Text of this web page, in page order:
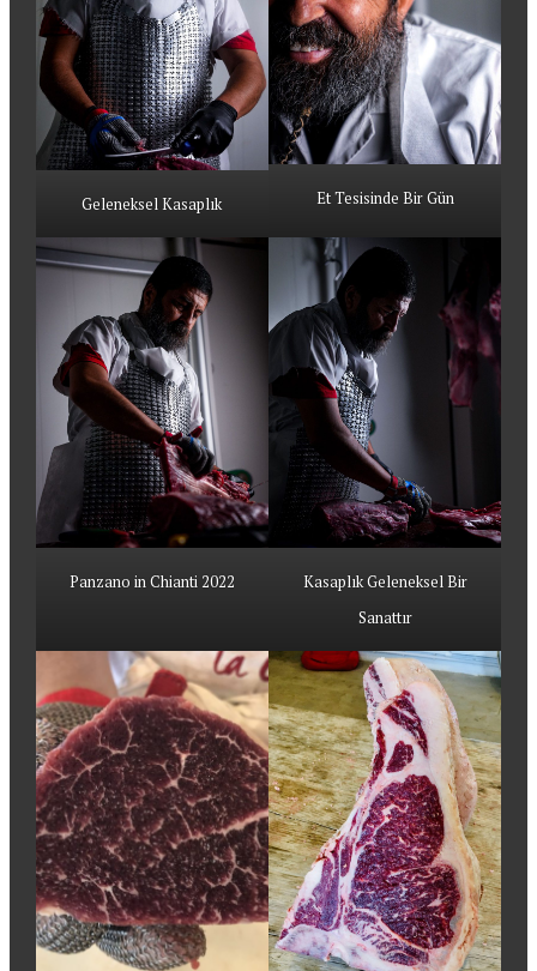
Geleneksel Kasaplık Et Tesisinde Bir Gün
Panzano in Chianti 2022
Kasaplık Geleneksel Bir
Sanattır